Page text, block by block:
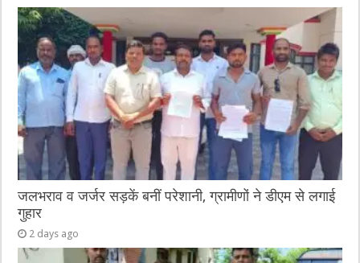
जलभराव व जर्जर सड़कें बनीं परेशानी, ग्रामीणों ने डीएम से लगाई
गुहार
2 days ago